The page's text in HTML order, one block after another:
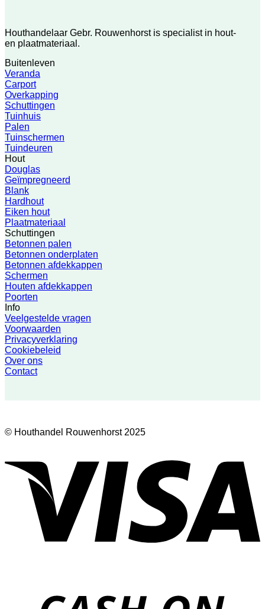
Houthandelaar Gebr. Rouwenhorst is specialist in hout-
en plaatmateriaal.
Buitenleven
Veranda
Carport
Overkapping
Schuttingen
Tuinhuis
Palen
Tuinschermen
Tuindeuren
Hout
Douglas
Geïmpregneerd
Blank
Hardhout
Eiken hout
Plaatmateriaal
Schuttingen
Betonnen palen
Betonnen onderplaten
Betonnen afdekkappen
Schermen
Houten afdekkappen
Poorten
Info
Veelgestelde vragen
Voorwaarden
Privacyverklaring
Cookiebeleid
Over ons
Contact
© Houthandel Rouwenhorst 2025